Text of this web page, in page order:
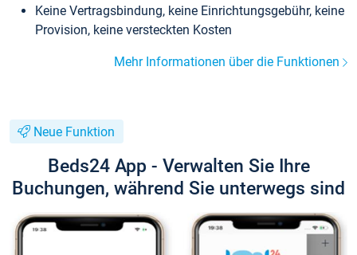
Keine Vertragsbindung, keine Einrichtungsgebühr, keine
Provision, keine versteckten Kosten
Mehr Informationen über die Funktionen
Neue Funktion
Beds24 App - Verwalten Sie Ihre
Buchungen, während Sie unterwegs sind